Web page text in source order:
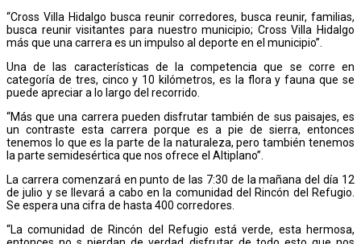
“Cross Villa Hidalgo busca reunir corredores, busca reunir, familias,
busca reunir visitantes para nuestro municipio; Cross Villa Hidalgo
más que una carrera es un impulso al deporte en el municipio”.
Una de las características de la competencia que se corre en
categoría de tres, cinco y 10 kilómetros, es la flora y fauna que se
puede apreciar a lo largo del recorrido.
“Más que una carrera pueden disfrutar también de sus paisajes, es
un contraste esta carrera porque es a pie de sierra, entonces
tenemos lo que es la parte de la naturaleza, pero también tenemos
la parte semidesértica que nos ofrece el Altiplano”.
La carrera comenzará en punto de las 7:30 de la mañana del día 12
de julio y se llevará a cabo en la comunidad del Rincón del Refugio.
Se espera una cifra de hasta 400 corredores.
“La comunidad de Rincón del Refugio está verde, esta hermosa,